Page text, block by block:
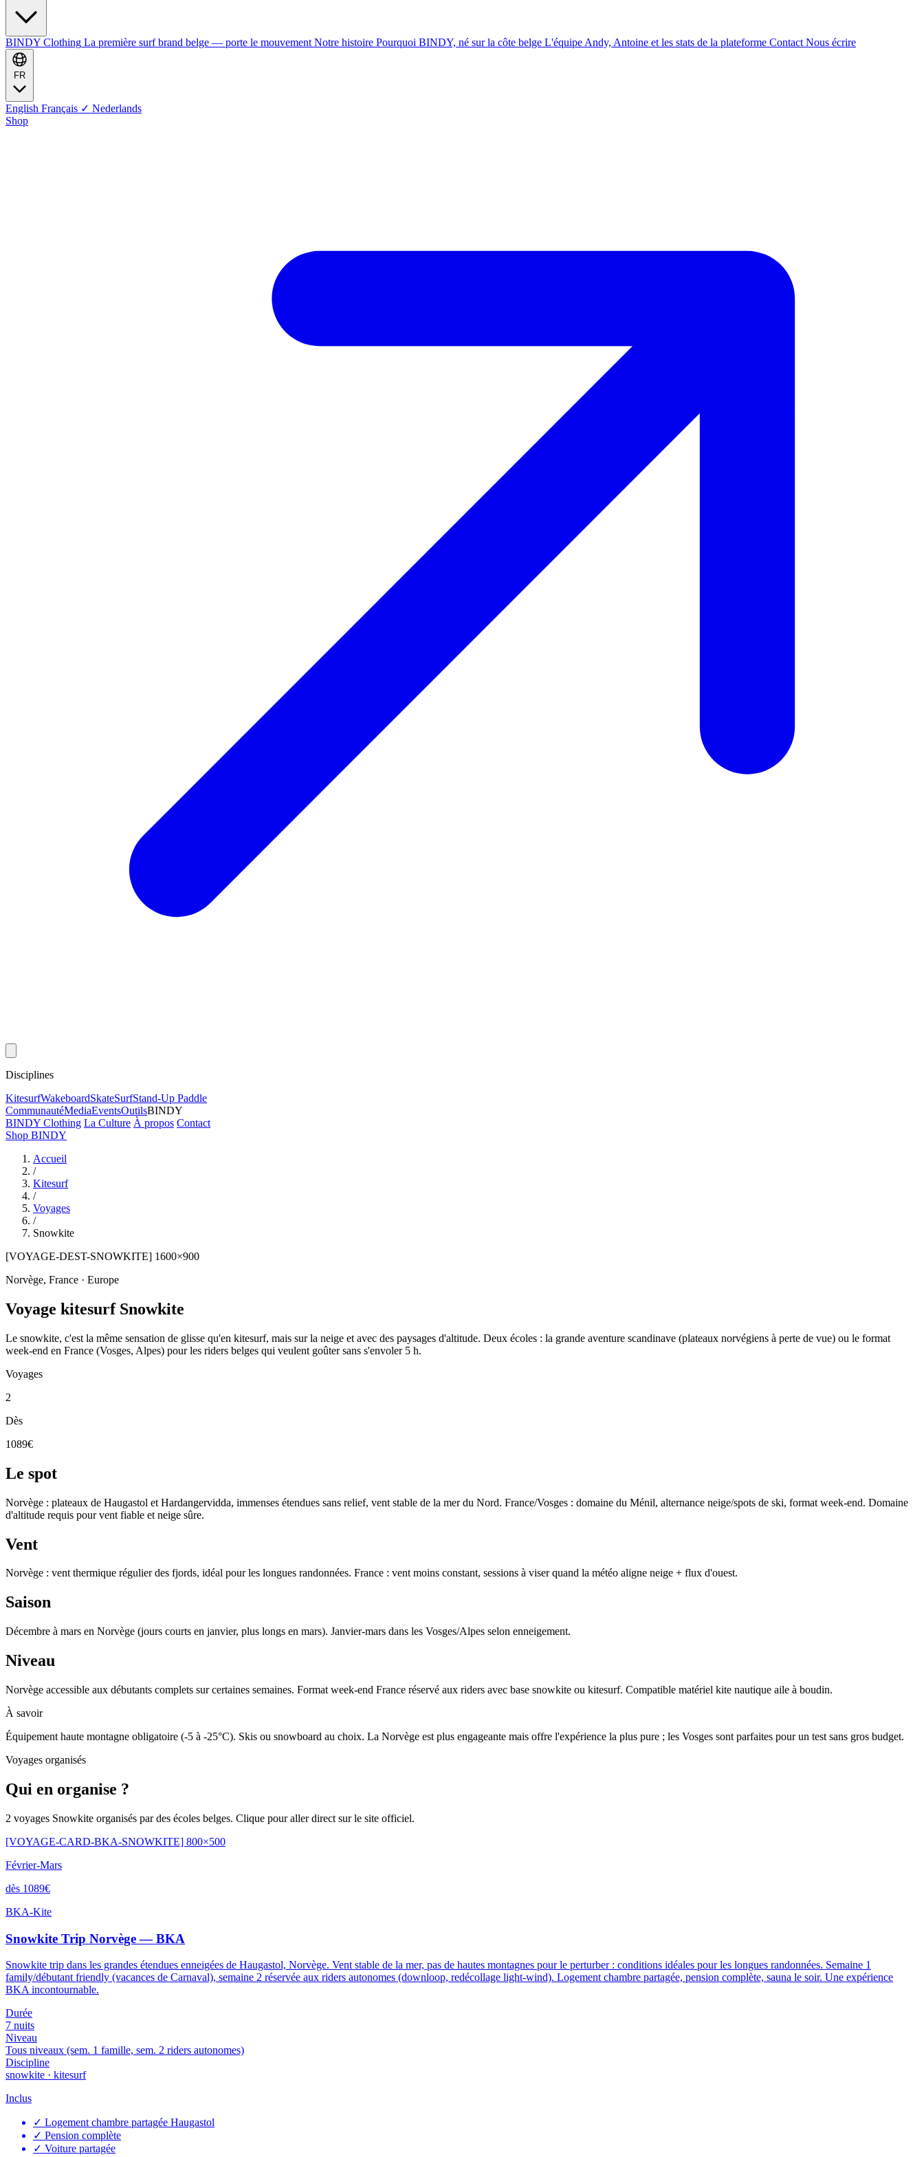
BINDY Clothing La première surf brand belge — porte le mouvement Notre histoire Pourquoi BINDY, né sur la côte belge L'équipe Andy, Antoine et les stats de la plateforme Contact Nous écrire
English Français ✓ Nederlands
Shop
Disciplines
KitesurfWakeboardSkateSurfStand-Up Paddle
CommunautéMediaEventsOutilsBINDY
BINDY Clothing La Culture À propos Contact
Shop BINDY
Accueil
/
Kitesurf
/
Voyages
/
Snowkite
[VOYAGE-DEST-SNOWKITE] 1600×900
Norvège, France · Europe
Voyage kitesurf Snowkite
Le snowkite, c'est la même sensation de glisse qu'en kitesurf, mais sur la neige et avec des paysages d'altitude. Deux écoles : la grande aventure scandinave (plateaux norvégiens à perte de vue) ou le format
week-end en France (Vosges, Alpes) pour les riders belges qui veulent goûter sans s'envoler 5 h.
Voyages
2
Dès
1089€
Le spot
Norvège : plateaux de Haugastol et Hardangervidda, immenses étendues sans relief, vent stable de la mer du Nord. France/Vosges : domaine du Ménil, alternance neige/spots de ski, format week-end. Domaine
d'altitude requis pour vent fiable et neige sûre.
Vent
Norvège : vent thermique régulier des fjords, idéal pour les longues randonnées. France : vent moins constant, sessions à viser quand la météo aligne neige + flux d'ouest.
Saison
Décembre à mars en Norvège (jours courts en janvier, plus longs en mars). Janvier-mars dans les Vosges/Alpes selon enneigement.
Niveau
Norvège accessible aux débutants complets sur certaines semaines. Format week-end France réservé aux riders avec base snowkite ou kitesurf. Compatible matériel kite nautique aile à boudin.
À savoir
Équipement haute montagne obligatoire (-5 à -25°C). Skis ou snowboard au choix. La Norvège est plus engageante mais offre l'expérience la plus pure ; les Vosges sont parfaites pour un test sans gros budget.
Voyages organisés
Qui en organise ?
2 voyages Snowkite organisés par des écoles belges. Clique pour aller direct sur le site officiel.
[VOYAGE-CARD-BKA-SNOWKITE] 800×500
Février-Mars
dès 1089€
BKA-Kite
Snowkite Trip Norvège — BKA
Snowkite trip dans les grandes étendues enneigées de Haugastol, Norvège. Vent stable de la mer, pas de hautes montagnes pour le perturber : conditions idéales pour les longues randonnées. Semaine 1
family/débutant friendly (vacances de Carnaval), semaine 2 réservée aux riders autonomes (downloop, redécollage light-wind). Logement chambre partagée, pension complète, sauna le soir. Une expérience
BKA incontournable.
Durée
7 nuits
Niveau
Tous niveaux (sem. 1 famille, sem. 2 riders autonomes)
Discipline
snowkite · kitesurf
Inclus
✓ Logement chambre partagée Haugastol
✓ Pension complète
✓ Voiture partagée